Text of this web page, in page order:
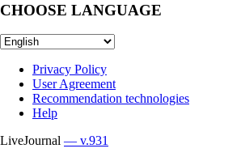
CHOOSE LANGUAGE
Privacy Policy
User Agreement
Recommendation technologies
Help
LiveJournal — v.931